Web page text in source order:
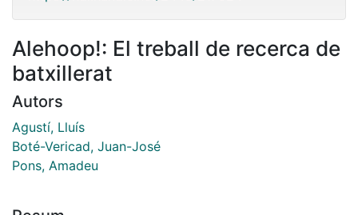
Alehoop!: El treball de recerca de
batxillerat
Autors
Agustí, Lluís
Boté-Vericad, Juan-José
Pons, Amadeu